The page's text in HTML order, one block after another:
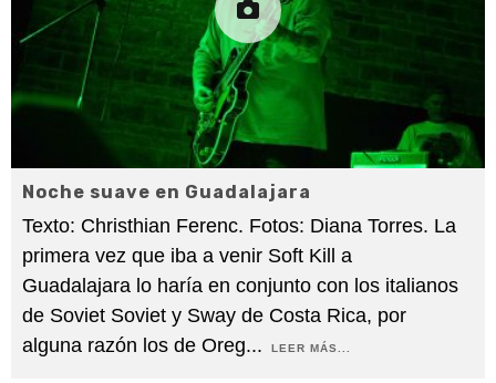
Noche suave en Guadalajara
Texto: Christhian Ferenc. Fotos: Diana Torres. La
primera vez que iba a venir Soft Kill a
Guadalajara lo haría en conjunto con los italianos
de Soviet Soviet y Sway de Costa Rica, por
alguna razón los de Oreg... LEER MÁS...